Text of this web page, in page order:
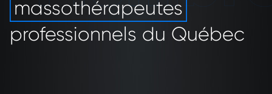
massothérapeutes
professionnels du Québec